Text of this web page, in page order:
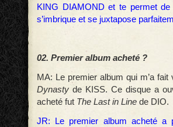
KING DIAMOND et te permet de
s’imbrique et se juxtapose
02. Premier album acheté ?
MA: Le premier album qui m’a fait
Dynasty de KISS. Ce disque a
acheté fut The Last in Line de DIO.
JR: Le premier album acheté a